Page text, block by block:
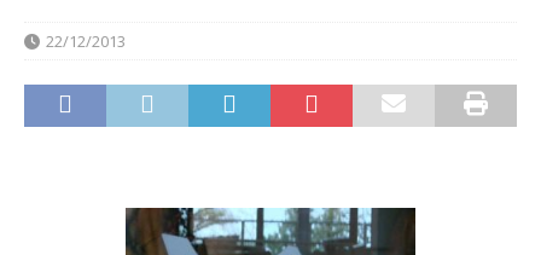
22/12/2013